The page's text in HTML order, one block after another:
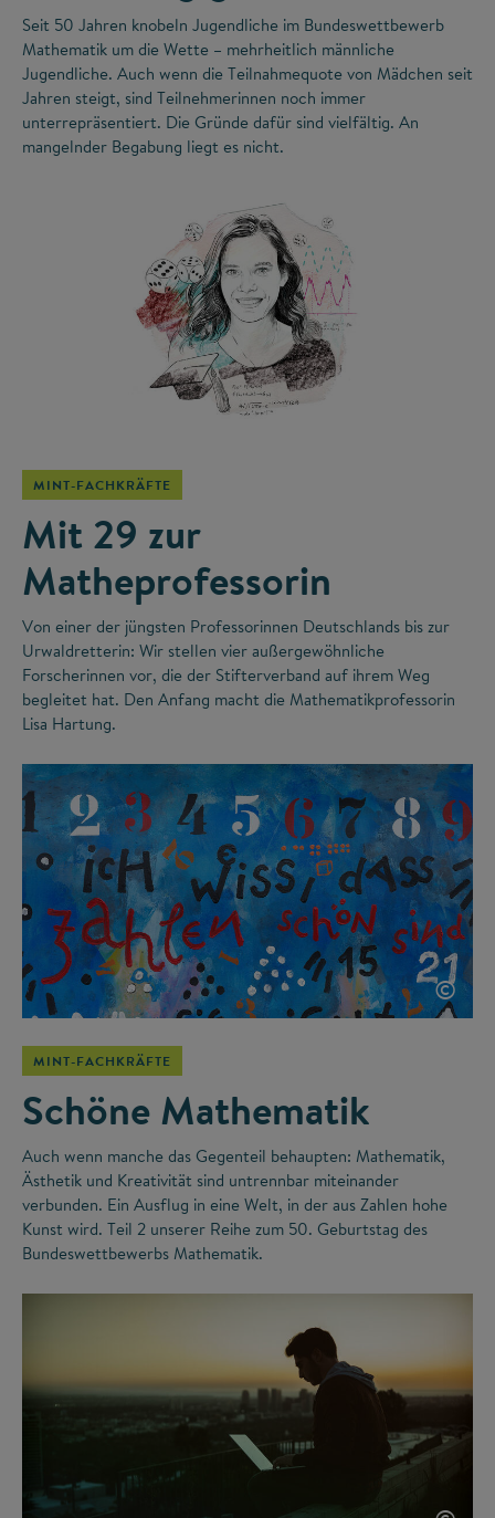
Seit 50 Jahren knobeln Jugendliche im Bundeswettbewerb
Mathematik um die Wette – mehrheitlich männliche
Jugendliche. Auch wenn die Teilnahmequote von Mädchen seit
Jahren steigt, sind Teilnehmerinnen noch immer
unterrepräsentiert. Die Gründe dafür sind vielfältig. An
mangelnder Begabung liegt es nicht.
MINT-FACHKRÄFTE
Mit 29 zur
Matheprofessorin
Von einer der jüngsten Professorinnen Deutschlands bis zur
Urwaldretterin: Wir stellen vier außergewöhnliche
Forscherinnen vor, die der Stifterverband auf ihrem Weg
begleitet hat. Den Anfang macht die Mathematikprofessorin
Lisa Hartung.
©
MINT-FACHKRÄFTE
Schöne Mathematik
Auch wenn manche das Gegenteil behaupten: Mathematik,
Ästhetik und Kreativität sind untrennbar miteinander
verbunden. Ein Ausflug in eine Welt, in der aus Zahlen hohe
Kunst wird. Teil 2 unserer Reihe zum 50. Geburtstag des
Bundeswettbewerbs Mathematik.